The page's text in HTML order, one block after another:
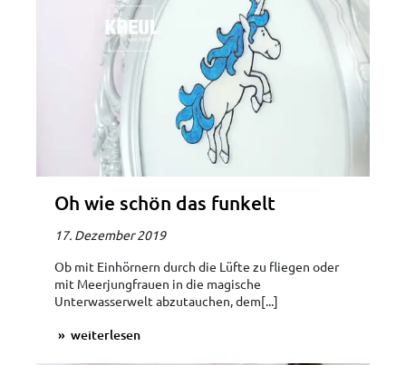
Oh wie schön das funkelt
17. Dezember 2019
Ob mit Einhörnern durch die Lüfte zu fliegen oder
mit Meerjungfrauen in die magische
Unterwasserwelt abzutauchen, dem[...]
weiterlesen